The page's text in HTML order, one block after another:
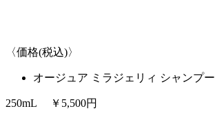
〈価格(税込)〉
オージュア ミラジェリィ シャンプー
250mL ￥5,500円